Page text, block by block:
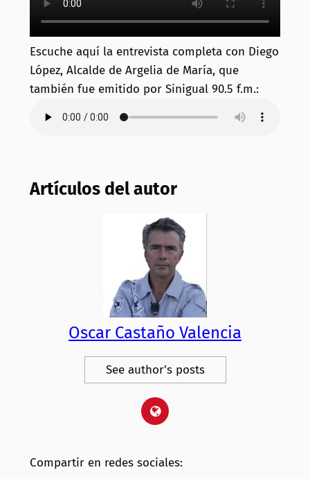
Escuche aquí la entrevista completa con Diego
López, Alcalde de Argelia de María, que
también fue emitido por Sinigual 90.5 f.m.:
Artículos del autor
Oscar Castaño Valencia
See author's posts
Compartir en redes sociales: